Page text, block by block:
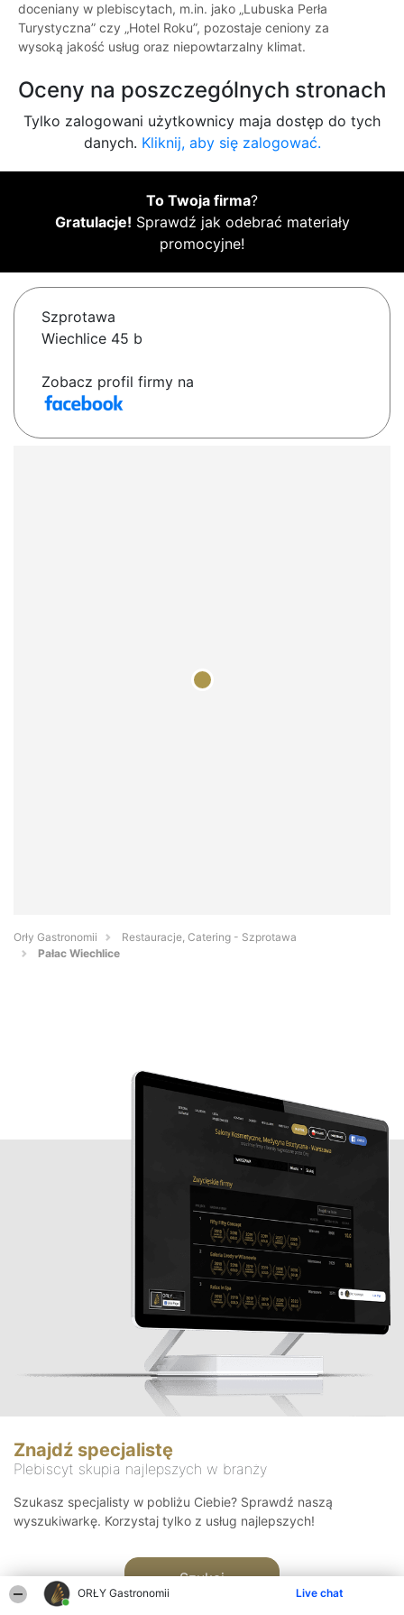
ORŁY Gastronomii Live chat
doceniany w plebiscytach, m.in. jako „Lubuska Perła
Turystyczna” czy „Hotel Roku”, pozostaje ceniony za
wysoką jakość usług oraz niepowtarzalny klimat.
Oceny na poszczególnych stronach
Tylko zalogowani użytkownicy maja dostęp do tych
danych. Kliknij, aby się zalogować.
To Twoja firma?
Gratulacje! Sprawdź jak odebrać materiały
promocyjne!
Szprotawa
Wiechlice 45 b
Zobacz profil firmy na
Orły Gastronomii
Restauracje, Catering - Szprotawa
Pałac Wiechlice
Znajdź specjalistę
Plebiscyt skupia najlepszych w branży
Szukasz specjalisty w pobliżu Ciebie? Sprawdź naszą
wyszukiwarkę. Korzystaj tylko z usług najlepszych!
Szukaj